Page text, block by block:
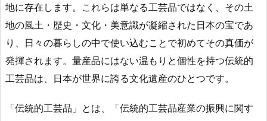
地に存在します。これらは単なる工芸品ではなく、その土
地の風土・歴史・文化・美意識が凝縮された日本の宝であ
り、日々の暮らしの中で使い込むことで初めてその真価が
発揮されます。量産品にはない温もりと個性を持つ伝統的
工芸品は、日本が世界に誇る文化遺産のひとつです。
「伝統的工芸品」とは、「伝統的工芸品産業の振興に関す